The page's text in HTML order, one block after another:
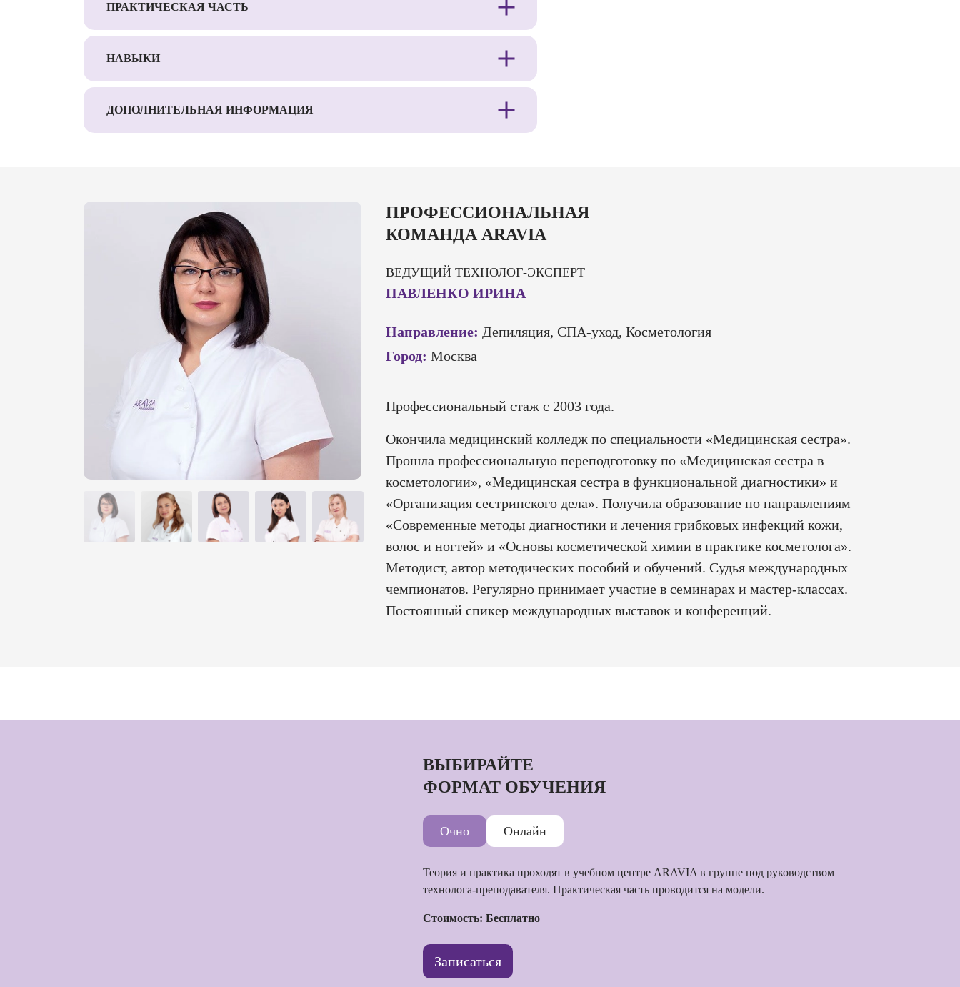
ПРАКТИЧЕСКАЯ ЧАСТЬ
НАВЫКИ
ДОПОЛНИТЕЛЬНАЯ ИНФОРМАЦИЯ
ПРОФЕССИОНАЛЬНАЯ
КОМАНДА ARAVIA
ВЕДУЩИЙ ТЕХНОЛОГ-ЭКСПЕРТ
ПАВЛЕНКО ИРИНА
Направление: Депиляция, СПА-уход, Косметология
Город: Москва
Профессиональный стаж с 2003 года.
Окончила медицинский колледж по специальности «Медицинская сестра».
Прошла профессиональную переподготовку по «Медицинская сестра в
косметологии», «Медицинская сестра в функциональной диагностики» и
«Организация сестринского дела». Получила образование по направлениям
«Современные методы диагностики и лечения грибковых инфекций кожи,
волос и ногтей» и «Основы косметической химии в практике косметолога».
Методист, автор методических пособий и обучений. Судья международных
чемпионатов. Регулярно принимает участие в семинарах и мастер-классах.
Постоянный спикер международных выставок и конференций.
ВЫБИРАЙТЕ
ФОРМАТ ОБУЧЕНИЯ
Очно Онлайн
Теория и практика проходят в учебном центре ARAVIA в группе под руководством
технолога-преподавателя. Практическая часть проводится на модели.
Стоимость: Бесплатно
Записаться